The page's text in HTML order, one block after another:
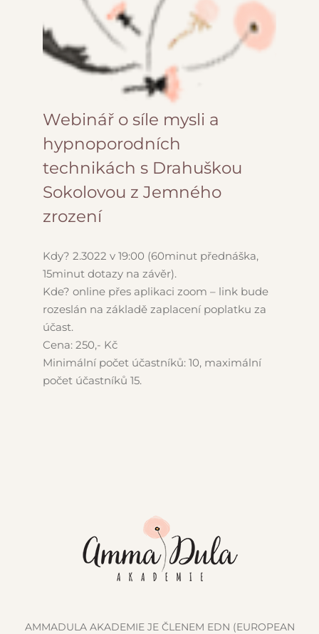
Webinář o síle mysli a
hypnoporodních
technikách s Drahuškou
Sokolovou z Jemného
zrození
Kdy? 2.3022 v 19:00 (60minut přednáška,
15minut dotazy na závěr).
Kde? online přes aplikaci zoom – link bude
rozeslán na základě zaplacení poplatku za
účast.
Cena: 250,- Kč
Minimální počet účastníků: 10, maximální
počet účastníků 15.
AMMADULA AKADEMIE JE ČLENEM EDN (EUROPEAN